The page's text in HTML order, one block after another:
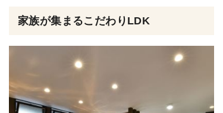
家族が集まるこだわりLDK